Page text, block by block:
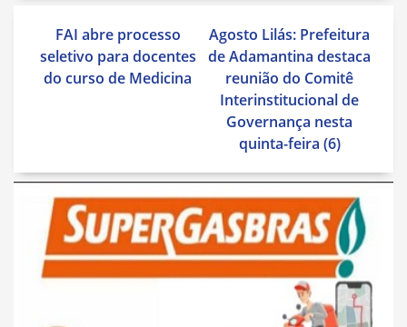
Navegação
de
Post
FAI abre processo
seletivo para docentes
do curso de Medicina
Agosto Lilás: Prefeitura
de Adamantina destaca
reunião do Comitê
Interinstitucional de
Governança nesta
quinta-feira (6)